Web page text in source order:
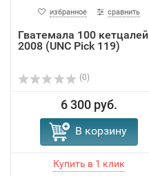
избранное сравнить
Гватемала 100 кетцалей
2008 (UNC Pick 119)
(0)
6 300 руб.
В корзину